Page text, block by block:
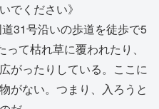
でください》
31号沿いの歩道を徒歩で5
て枯れ草に覆われたり、
がったりしている。ここに
がない。つまり、入ろうと